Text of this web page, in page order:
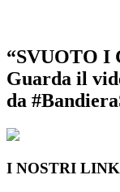
“SVUOTO I
Guarda il
da
I NOSTRI LINK